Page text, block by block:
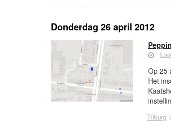
Donderdag 26 april 2012
Op 25
Het
Tilburg >